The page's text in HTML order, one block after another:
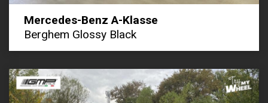
Mercedes-Benz A-Klasse
Berghem Glossy Black